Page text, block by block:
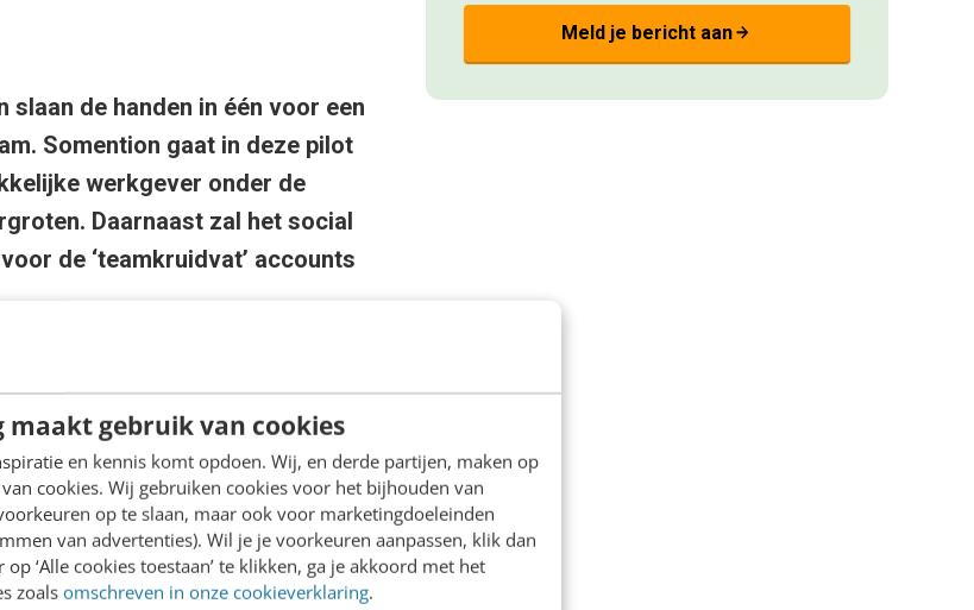
gebruik van cookies
en kennis komt opdoen. Wij, en derde partijen, maken op
cookies. Wij gebruiken cookies voor het bijhouden van
op te slaan, maar ook voor marketingdoeleinden
van advertenties). Wil je je voorkeuren aanpassen, klik dan
op ‘Alle cookies toestaan’ te klikken, ga je akkoord met het
zoals omschreven in onze cookieverklaring.
de handen in één voor een
Somention gaat in deze pilot
werkgever onder de
Daarnaast zal het social
de ‘teamkruidvat’ accounts
en het verhogen van
en de inclusieve sfeer
fun, gezelligheid en werken met
terugzien. We zien dat de
dat er al veel interactie
Kowalski, Executive Creative
Meld je bericht aanarrow_forward